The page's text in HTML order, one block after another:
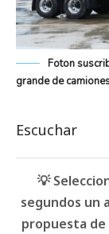
Foton
grande de
Escuchar
💡
segundos un
propuesta de